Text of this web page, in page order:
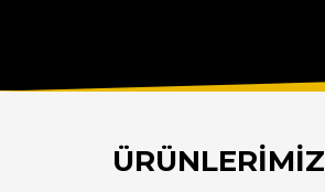
ÜRÜNLERİMİZ